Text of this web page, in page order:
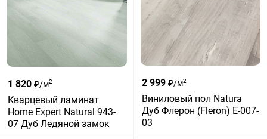
1 820 ₽/м2
Кварцевый ламинат
Home Expert Natural 943-
07 Дуб Ледяной замок
2 999 ₽/м2
Виниловый пол Natura
Дуб Флерон (Fleron) E-007-
03